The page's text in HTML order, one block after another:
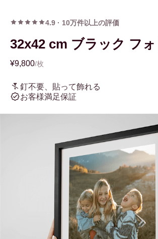
4.9 · 10万件以上の評価
32x42 cm ブラック フ
¥9,800/枚
釘不要、貼って飾れる
お客様満足保証